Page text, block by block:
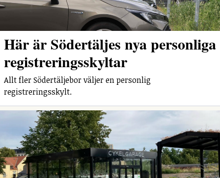
Här är Södertäljes nya personliga
registreringsskyltar
Allt fler Södertäljebor väljer en personlig
registreringsskylt.